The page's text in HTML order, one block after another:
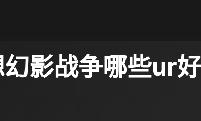
影战争哪些ur